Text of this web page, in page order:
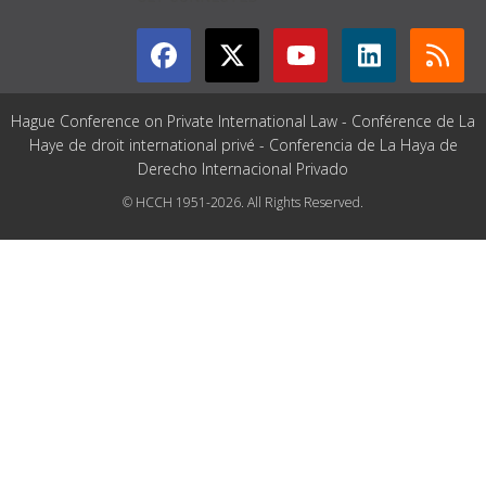
Hague Conference on Private International Law - Conférence de La
Haye de droit international privé - Conferencia de La Haya de
Derecho Internacional Privado
© HCCH 1951-2026. All Rights Reserved.